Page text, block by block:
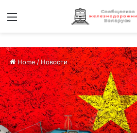
Home/Новости